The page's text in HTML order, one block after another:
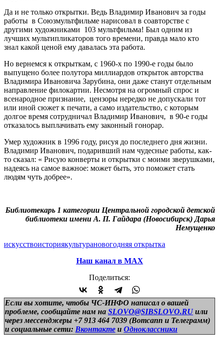
Да и не только открытки. Ведь Владимир Иванович за годы
работы в Союзмультфильме нарисовал в соавторстве с
другими художниками 103 мультфильма! Был одним из
лучших мультипликаторов того времени, правда мало кто
знал какой ценой ему давалась эта работа.
Но вернемся к открыткам, с 1960-х по 1990-е годы было
выпущено более полутора миллиардов открыток авторства
Владимира Ивановича Зарубина, они даже станут отдельным
направление филокартии. Несмотря на огромный спрос и
всенародное признание, цензоры нередко не допускали тот
или иной сюжет к печати, а само издательство, с которым
долгое время сотрудничал Владимир Иванович, в 90-е годы
отказалось выплачивать ему законный гонорар.
Умер художник в 1996 году, рисуя до последнего дня жизни.
Владимир Иванович, подаривший нам чудесные работы, как-
то сказал: « Рисую конверты и открытки с моими зверушками,
надеясь на самое важное: может быть, это поможет стать
людям чуть добрее».
Библиотекарь 1 категории Центральной городской детской
библиотеки имени А. П. Гайдара (Новосибирск) Дарья
Немущенко
искусствоисториякультурановогодняя открытка
Наш канал в МАХ
Поделиться:
Если вы хотите, чтобы ЧС-ИНФО написал о вашей
проблеме, сообщайте нам на SLOVO@SIBSLOVO.RU или
через мессенджеры +7 913 464 7039 (Вотсапп и Телеграмм)
и социальные сети: Вконтакте и Одноклассники